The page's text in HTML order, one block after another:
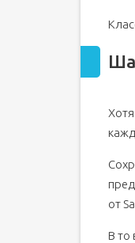
от
В то